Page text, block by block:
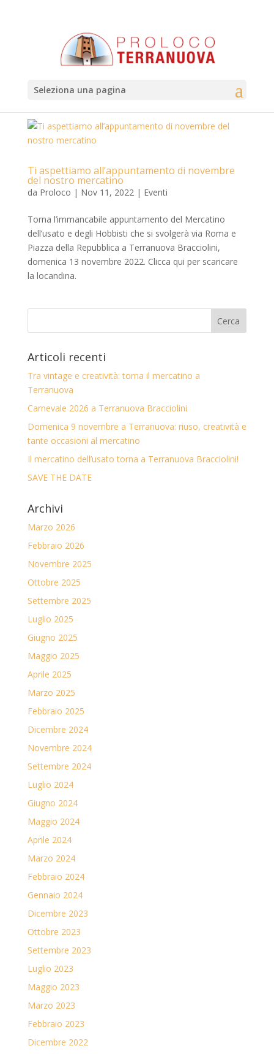
Seleziona una pagina
Ti aspettiamo all’appuntamento di novembre
del nostro mercatino
da Proloco | Nov 11, 2022| Eventi
Torna l’immancabile appuntamento del Mercatino
dell’usato e degli Hobbisti che si svolgerà via Roma e
Piazza della Repubblica a Terranuova Bracciolini,
domenica 13 novembre 2022. Clicca qui per scaricare
la locandina.
Articoli recenti
Tra vintage e creatività: torna il mercatino a
Terranuova
Carnevale 2026 a Terranuova Bracciolini
Domenica 9 novembre a Terranuova: riuso, creatività e
tante occasioni al mercatino
Il mercatino dell’usato torna a Terranuova Bracciolini!
SAVE THE DATE
Archivi
Marzo 2026
Febbraio 2026
Novembre 2025
Ottobre 2025
Settembre 2025
Luglio 2025
Giugno 2025
Maggio 2025
Aprile 2025
Marzo 2025
Febbraio 2025
Dicembre 2024
Novembre 2024
Settembre 2024
Luglio 2024
Giugno 2024
Maggio 2024
Aprile 2024
Marzo 2024
Febbraio 2024
Gennaio 2024
Dicembre 2023
Ottobre 2023
Settembre 2023
Luglio 2023
Maggio 2023
Marzo 2023
Febbraio 2023
Dicembre 2022